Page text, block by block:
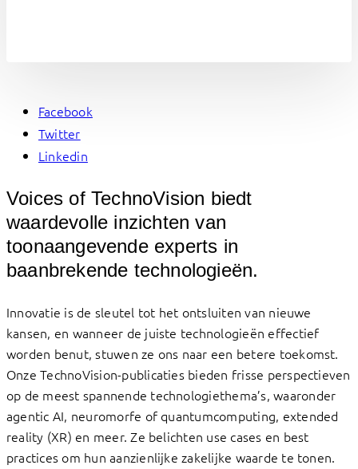
Facebook
Twitter
Linkedin
Voices of TechnoVision biedt
waardevolle inzichten van
toonaangevende experts in
baanbrekende technologieën.
Innovatie is de sleutel tot het ontsluiten van nieuwe
kansen, en wanneer de juiste technologieën effectief
worden benut, stuwen ze ons naar een betere toekomst.
Onze TechnoVision-publicaties bieden frisse perspectieven
op de meest spannende technologiethema’s, waaronder
agentic AI, neuromorfe of quantumcomputing, extended
reality (XR) en meer. Ze belichten use cases en best
practices om hun aanzienlijke zakelijke waarde te tonen.